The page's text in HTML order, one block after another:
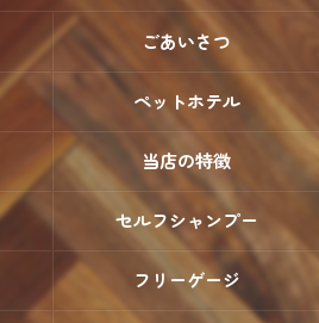
ごあいさつ
ペットホテル
当店の特徴
セルフシャンプー
フリーゲージ